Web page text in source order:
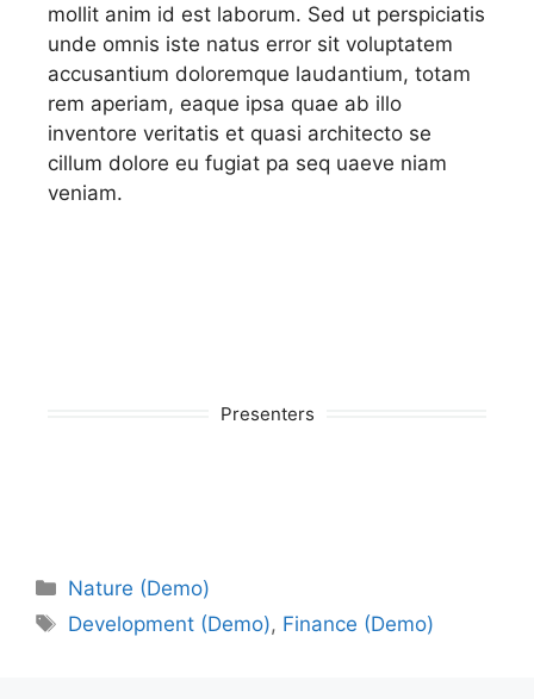
mollit anim id est laborum. Sed ut perspiciatis
unde omnis iste natus error sit voluptatem
accusantium doloremque laudantium, totam
rem aperiam, eaque ipsa quae ab illo
inventore veritatis et quasi architecto se
cillum dolore eu fugiat pa seq uaeve niam
veniam.
Presenters
Nature (Demo)
Development (Demo), Finance (Demo)